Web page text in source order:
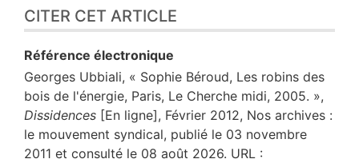
CITER CET ARTICLE
Référence électronique
Georges Ubbiali, « Sophie Béroud, Les robins des
bois de l'énergie, Paris, Le Cherche midi, 2005. »,
Dissidences [En ligne], Février 2012, Nos archives :
le mouvement syndical, publié le 03 novembre
2011 et consulté le 08 août 2026. URL :